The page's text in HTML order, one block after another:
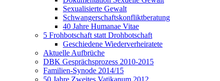
Sexualisierte Gewalt
Schwangerschaftskonfliktberatung
40 Jahre Humanae Vitae
5 Frohbotschaft statt Drohbotschaft
Geschiedene Wiederverheiratete
Aktuelle Aufbrüche
DBK Gesprächsprozess 2010-2015
Familien-Synode 2014/15
50 Jahre Zweites Vatikanum 2012